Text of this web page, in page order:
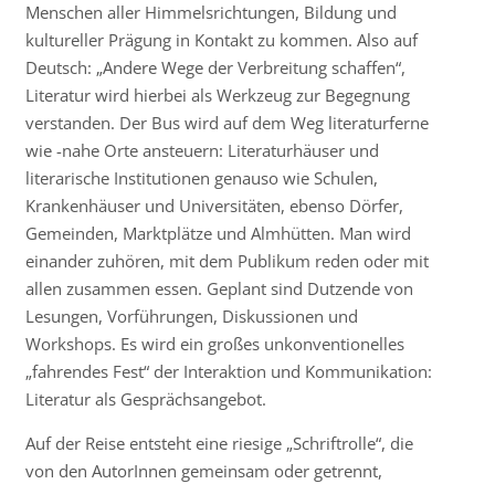
Menschen aller Himmelsrichtungen, Bildung und
kultureller Prägung in Kontakt zu kommen. Also auf
Deutsch: „Andere Wege der Verbreitung schaffen“,
Literatur wird hierbei als Werkzeug zur Begegnung
verstanden. Der Bus wird auf dem Weg literaturferne
wie -nahe Orte ansteuern: Literaturhäuser und
literarische Institutionen genauso wie Schulen,
Krankenhäuser und Universitäten, ebenso Dörfer,
Gemeinden, Marktplätze und Almhütten. Man wird
einander zuhören, mit dem Publikum reden oder mit
allen zusammen essen. Geplant sind Dutzende von
Lesungen, Vorführungen, Diskussionen und
Workshops. Es wird ein großes unkonventionelles
„fahrendes Fest“ der Interaktion und Kommunikation:
Literatur als Gesprächsangebot.
Auf der Reise entsteht eine riesige „Schriftrolle“, die
von den AutorInnen gemeinsam oder getrennt,